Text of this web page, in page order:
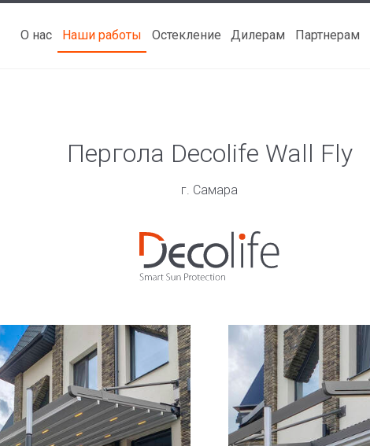
О нас Наши работы Остекление Дилерам Партнерам
Пергола Decolife Wall Fly
г. Самара